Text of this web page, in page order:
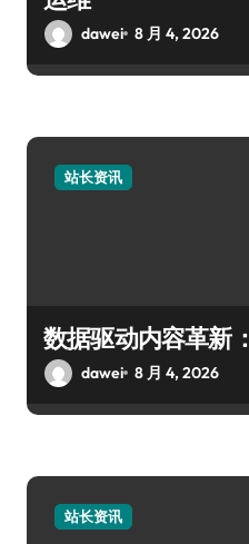
dawei 8 月 4, 2026
站长资讯
数据驱动内容革新
dawei 8 月 4, 2026
站长资讯